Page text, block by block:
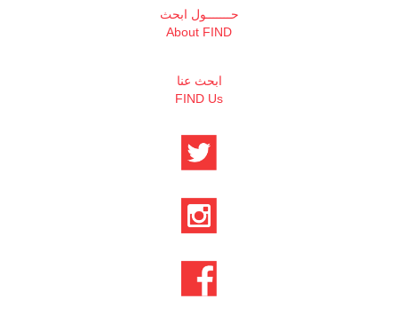
حـــــــول ابحث
About FIND
ابحث عنا
FIND Us